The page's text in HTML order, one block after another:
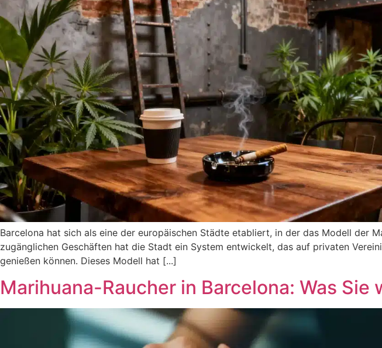
Barcelona hat sich als eine der europäischen Städte etabliert, in der das Modell der
zugänglichen Geschäften hat die Stadt ein System entwickelt, das auf privaten
genießen können. Dieses Modell hat [...]
Marihuana-Raucher in Barcelona: Was Sie